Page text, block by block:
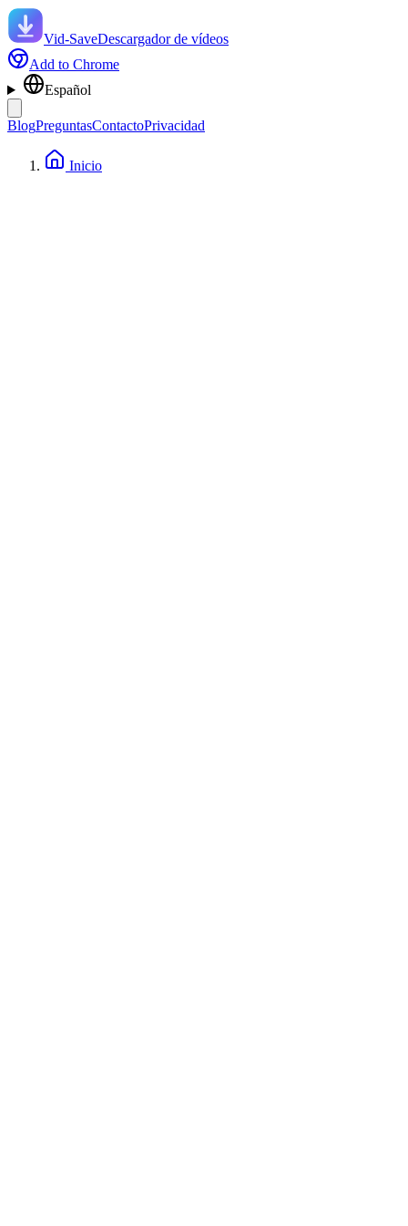
Vid-SaveDescargador de vídeos
Add to Chrome
Español
BlogPreguntasContactoPrivacidad
Inicio